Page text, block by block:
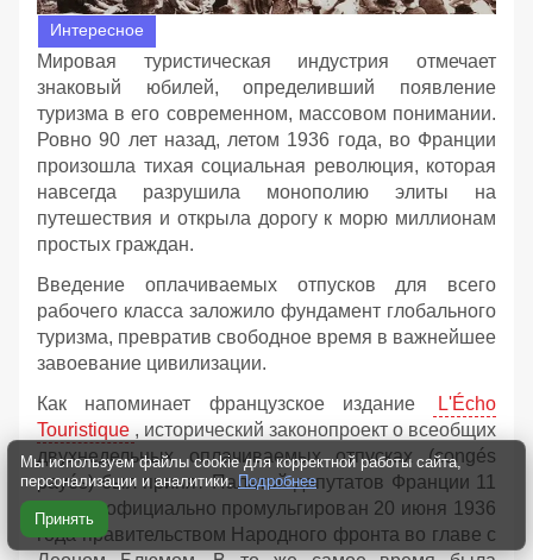
Интересное
Мировая туристическая индустрия отмечает
знаковый юбилей, определивший появление
туризма в его современном, массовом понимании.
Ровно 90 лет назад, летом 1936 года, во Франции
произошла тихая социальная революция, которая
навсегда разрушила монополию элиты на
путешествия и открыла дорогу к морю миллионам
простых граждан.
Введение оплачиваемых отпусков для всего
рабочего класса заложило фундамент глобального
туризма, превратив свободное время в важнейшее
завоевание цивилизации.
Как напоминает французское издание
L'Écho
Touristique , исторический законопроект о всеобщих
двухнедельных оплачиваемых отпусках (congés
payés) был принят Палатой депутатов Франции 11
июня и официально промульгирован 20 июня 1936
года правительством Народного фронта во главе с
Мы используем файлы cookie для корректной работы сайта,
персонализации и аналитики. Подробнее
Принять